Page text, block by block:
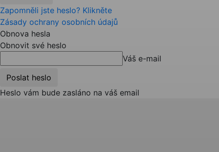
Zapomněli jste heslo? Klikněte
Zásady ochrany osobních údajů
Obnova hesla
Obnovit své heslo
Váš e-mail
Heslo vám bude zasláno na váš email